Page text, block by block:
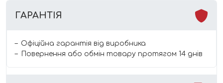
ГАРАНТІЯ
Офіційна гарантія від виробника
Повернення або обмін товару протягом 14 днів